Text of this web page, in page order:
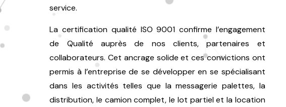
service.
La certification qualité ISO 9001 confirme l’engagement
de Qualité auprès de nos clients, partenaires et
collaborateurs. Cet ancrage solide et ces convictions ont
permis à l’entreprise de se développer en se spécialisant
dans les activités telles que la messagerie palettes, la
distribution, le camion complet, le lot partiel et la location